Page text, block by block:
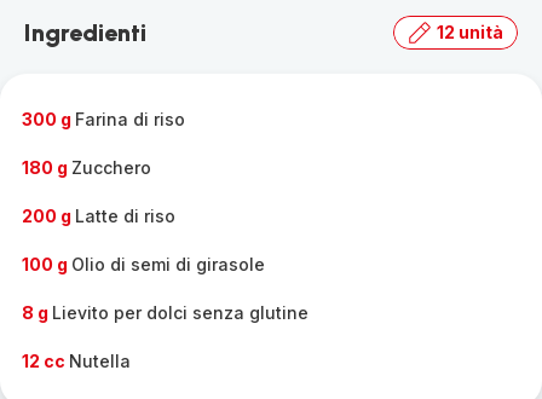
la
Ingredienti 12 unità
300 g Farina di riso
180 g Zucchero
200 g Latte di riso
100 g Olio di semi di girasole
8 g Lievito per dolci senza glutine
12 cc Nutella